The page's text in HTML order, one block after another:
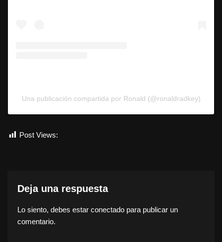
Una publicación compartida por Ronald (@ronaldradkey)
Post Views:
Deja una respuesta
Lo siento, debes estar conectado para publicar un
comentario.